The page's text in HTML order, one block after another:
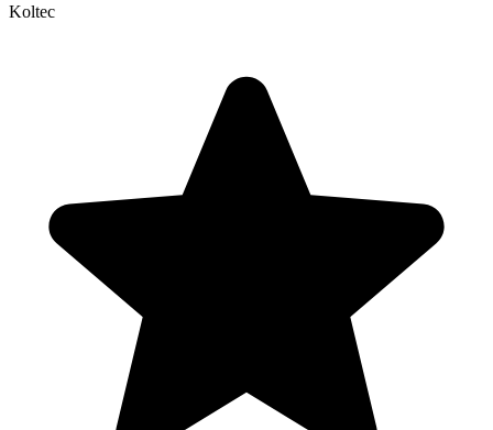
Koltec